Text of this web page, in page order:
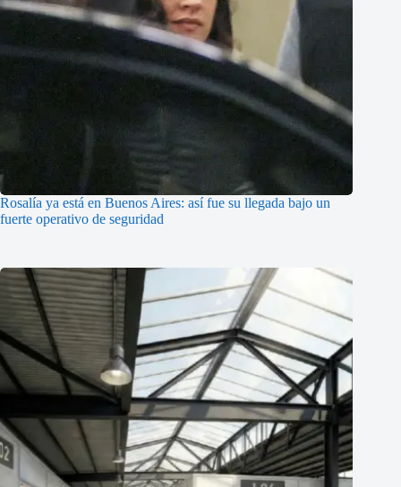
Rosalía ya está en Buenos Aires: así fue su llegada bajo un
fuerte operativo de seguridad